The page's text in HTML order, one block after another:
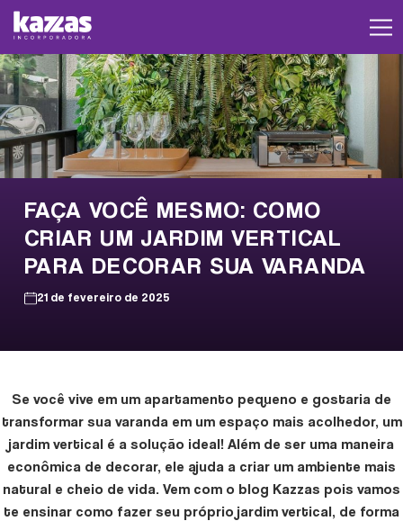
FAÇA VOCÊ MESMO: COMO
CRIAR UM JARDIM VERTICAL
PARA DECORAR SUA VARANDA
21 de fevereiro de 2025
Se você vive em um apartamento pequeno e gostaria de
transformar sua varanda em um espaço mais acolhedor, um
jardim vertical é a solução ideal! Além de ser uma maneira
econômica de decorar, ele ajuda a criar um ambiente mais
natural e cheio de vida. Vem com o blog Kazzas pois vamos
te ensinar como fazer seu próprio jardim vertical, de forma